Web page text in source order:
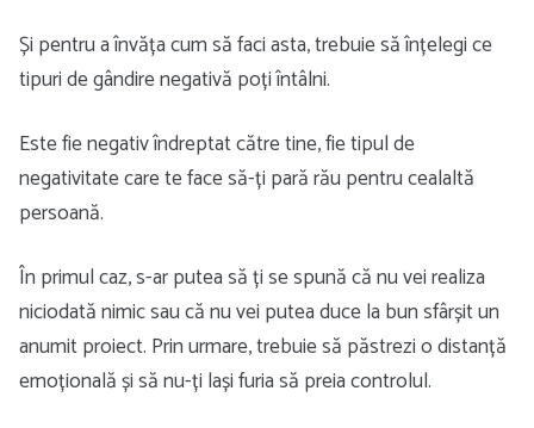
Și pentru a învăța cum să faci asta, trebuie să înțelegi ce
tipuri de gândire negativă poți întâlni.
Este fie negativ îndreptat către tine, fie tipul de
negativitate care te face să-ți pară rău pentru cealaltă
persoană.
În primul caz, s-ar putea să ți se spună că nu vei realiza
niciodată nimic sau că nu vei putea duce la bun sfârșit un
anumit proiect. Prin urmare, trebuie să păstrezi o distanță
emoțională și să nu-ți lași furia să preia controlul.